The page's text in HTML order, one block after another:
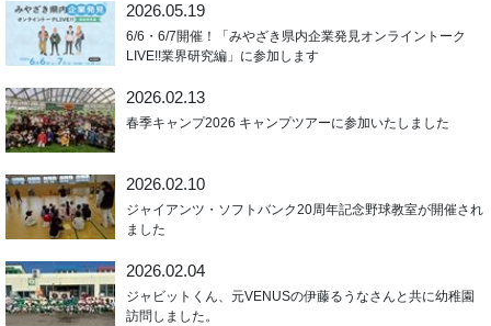
2026.05.19
6/6・6/7開催！「みやざき県内企業発見オンライントーク
LIVE!!業界研究編」に参加します
2026.02.13
春季キャンプ2026 キャンプツアーに参加いたしました
2026.02.10
ジャイアンツ・ソフトバンク20周年記念野球教室が開催され
ました
2026.02.04
ジャビットくん、元VENUSの伊藤るうなさんと共に幼稚園
訪問しました。